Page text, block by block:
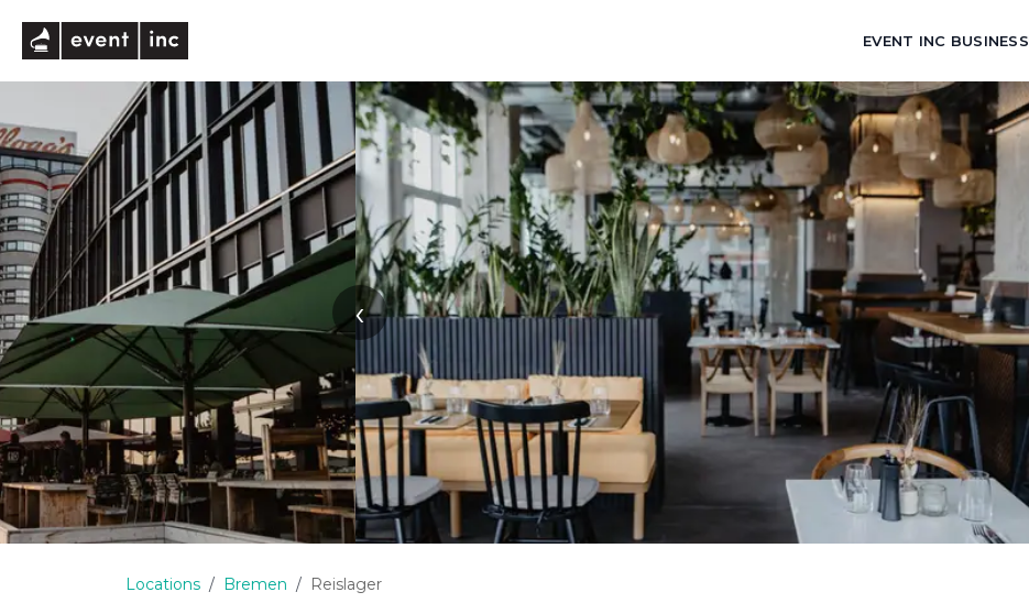
EVENT INC BUSINESS
‹
Locations Bremen Reislager